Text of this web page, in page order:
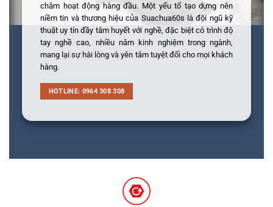
châm hoạt động hàng đầu. Một yếu tố tạo dựng nên
niềm tin và thương hiệu của Suachua60s là đội ngũ kỹ
thuật uy tín đầy tâm huyết với nghề, đặc biệt có trình độ
tay nghề cao, nhiều năm kinh nghiệm trong ngành,
mang lại sự hài lòng và yên tâm tuyệt đối cho mọi khách
hàng.
HOTLINE: 0964 308 308